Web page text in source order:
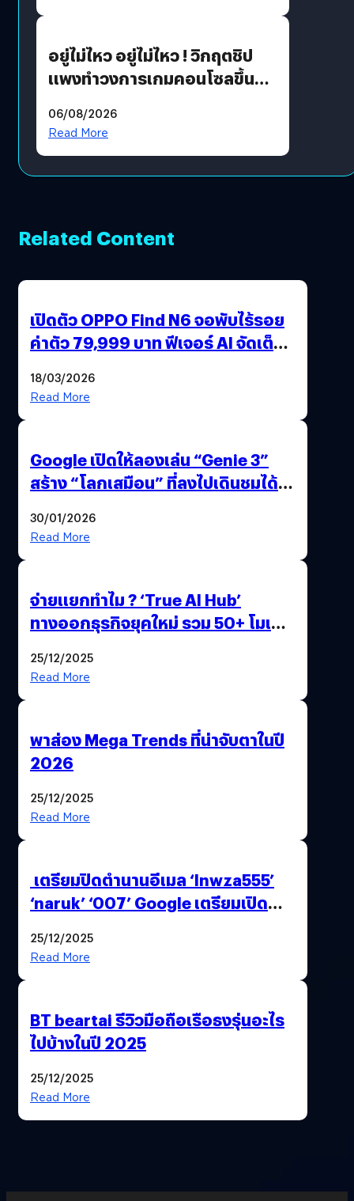
อยู่ไม่ไหว อยู่ไม่ไหว ! วิกฤตชิป
แพงทำวงการเกมคอนโซลขึ้น
?
06/08/2026
Read More
Related Content
เปิดตัว OPPO Find N6 จอพับไร้รอย
ค่าตัว 79,999 บาท ฟีเจอร์ AI จัดเต็ม
18/03/2026
Read More
Google เปิดให้ลองเล่น “Genie 3”
สร้าง “โลกเสมือน” ที่ลงไปเดินชมได้
30/01/2026
Read More
จ่ายแยกทำไม ? ‘True AI Hub’
ทางออกธุรกิจยุคใหม่ รวม 50+ โมเดล
25/12/2025
Read More
พาส่อง Mega Trends ที่น่าจับตาในปี
2026
25/12/2025
Read More
เตรียมปิดตำนานอีเมล ‘lnwza555’
‘naruk’ ‘007’ Google เตรียมเปิด
25/12/2025
Read More
BT beartai รีวิวมือถือเรือธงรุ่นอะไร
ไปบ้างในปี 2025
25/12/2025
Read More